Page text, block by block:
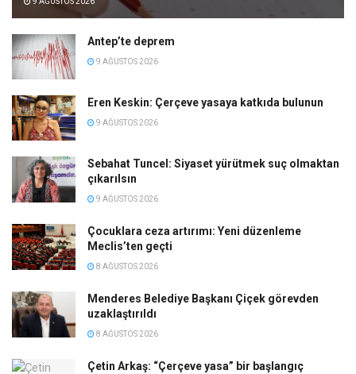
Antep’te deprem
9 AĞUSTOS 2026
Eren Keskin: Çerçeve yasaya katkıda bulunun
9 AĞUSTOS 2026
Sebahat Tuncel: Siyaset yürütmek suç olmaktan
çıkarılsın
9 AĞUSTOS 2026
Çocuklara ceza artırımı: Yeni düzenleme
Meclis’ten geçti
8 AĞUSTOS 2026
Menderes Belediye Başkanı Çiçek görevden
uzaklaştırıldı
8 AĞUSTOS 2026
Çetin Arkaş: “Çerçeve yasa” bir başlangıç